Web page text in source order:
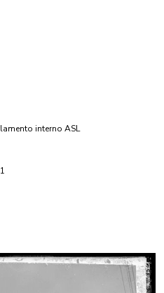
interno ASL